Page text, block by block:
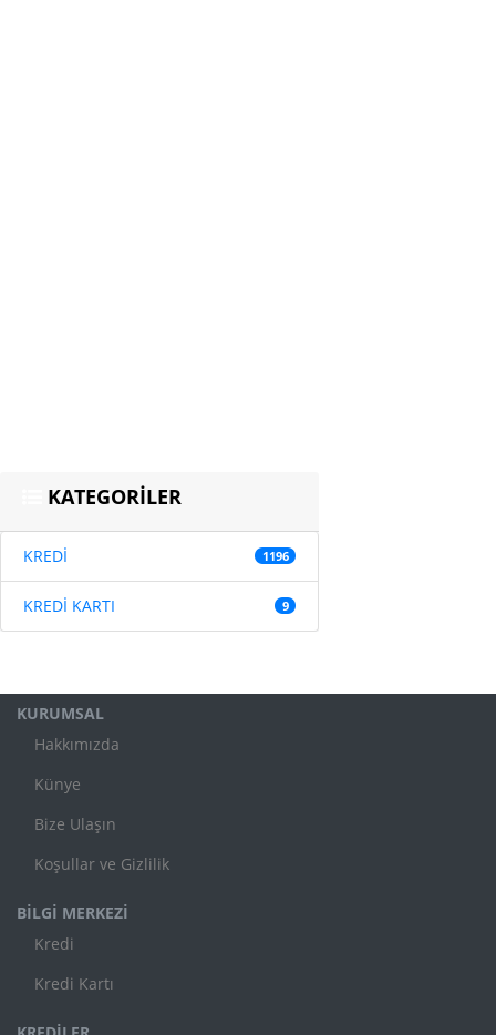
KATEGORİLER
KREDİ 1196
KREDİ KARTI 9
KURUMSAL
Hakkımızda
Künye
Bize Ulaşın
Koşullar ve Gizlilik
BİLGİ MERKEZİ
Kredi
Kredi Kartı